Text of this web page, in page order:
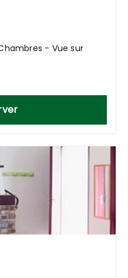
- Vue sur